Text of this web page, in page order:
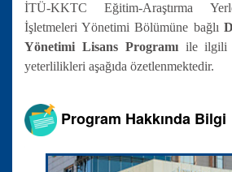
İTÜ-KKTC Eğitim-Araştırma
İşletmeleri Yönetimi Bölümüne bağlı
Yönetimi Lisans Programıile ilgili
yeterlilikleri aşağıda özetlenmektedir.
Program Hakkında Bilgi